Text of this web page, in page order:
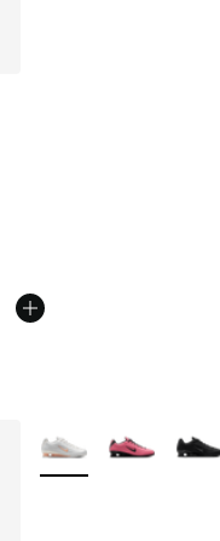
Meer kleuren